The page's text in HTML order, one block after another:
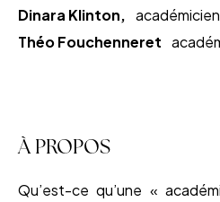
Dinara Klinton,
Théo Fouchenneret
À PROPOS
Qu’est-ce qu’une «